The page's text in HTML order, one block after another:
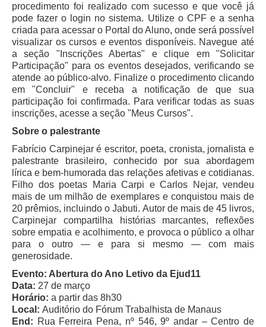
procedimento foi realizado com sucesso e que você já
pode fazer o login no sistema. Utilize o CPF e a senha
criada para acessar o Portal do Aluno, onde será possível
visualizar os cursos e eventos disponíveis. Navegue até
a seção "Inscrições Abertas" e clique em "Solicitar
Participação" para os eventos desejados, verificando se
atende ao público-alvo. Finalize o procedimento clicando
em "Concluir" e receba a notificação de que sua
participação foi confirmada. Para verificar todas as suas
inscrições, acesse a seção "Meus Cursos".
Sobre o palestrante
Fabrício Carpinejar é escritor, poeta, cronista, jornalista e
palestrante brasileiro, conhecido por sua abordagem
lírica e bem-humorada das relações afetivas e cotidianas.
Filho dos poetas Maria Carpi e Carlos Nejar, vendeu
mais de um milhão de exemplares e conquistou mais de
20 prêmios, incluindo o Jabuti. Autor de mais de 45 livros,
Carpinejar compartilha histórias marcantes, reflexões
sobre empatia e acolhimento, e provoca o público a olhar
para o outro — e para si mesmo — com mais
generosidade.
Evento: Abertura do Ano Letivo da Ejud11
Data: 27 de março
Horário: a partir das 8h30
Local: Auditório do Fórum Trabalhista de Manaus
End: Rua Ferreira Pena, nº 546, 9º andar – Centro de